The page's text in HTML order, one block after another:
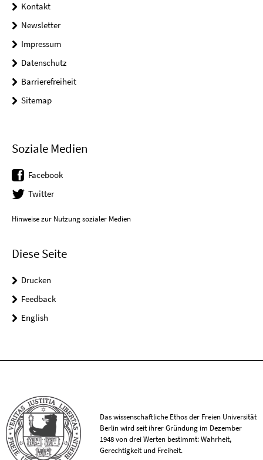
Kontakt
Newsletter
Impressum
Datenschutz
Barrierefreiheit
Sitemap
Soziale Medien
Facebook
Twitter
Hinweise zur Nutzung sozialer Medien
Diese Seite
Drucken
Feedback
English
Das wissenschaftliche Ethos der Freien Universität
Berlin wird seit ihrer Gründung im Dezember
1948 von drei Werten bestimmt: Wahrheit,
Gerechtigkeit und Freiheit.